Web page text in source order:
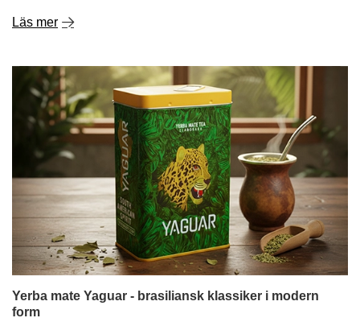
Läs mer
Yerba mate Yaguar - brasiliansk klassiker i modern
form